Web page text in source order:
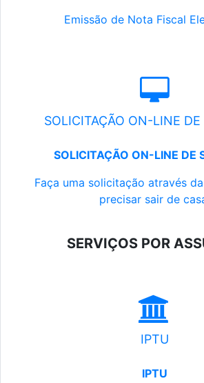
Emissão de Nota Fiscal
SOLICITAÇÃO ON-LINE DE
SOLICITAÇÃO ON-LINE DE
Faça uma solicitação através
precisar sair de
SERVIÇOS POR
IPTU
IPTU